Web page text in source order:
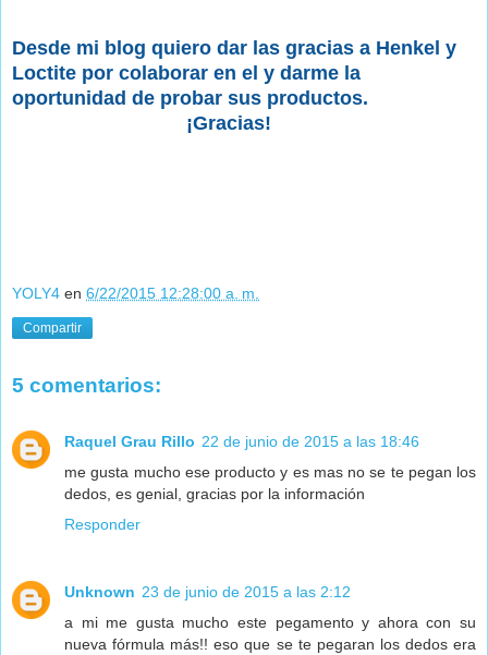
Desde mi blog quiero dar las gracias a Henkel y
Loctite por colaborar en el y darme la
oportunidad de probar sus productos.
¡Gracias!
YOLY4 en 6/22/2015 12:28:00 a. m.
Compartir
5 comentarios:
Raquel Grau Rillo 22 de junio de 2015 a las 18:46
me gusta mucho ese producto y es mas no se te pegan los
dedos, es genial, gracias por la información
Responder
Unknown 23 de junio de 2015 a las 2:12
a mi me gusta mucho este pegamento y ahora con su
nueva fórmula más!! eso que se te pegaran los dedos era